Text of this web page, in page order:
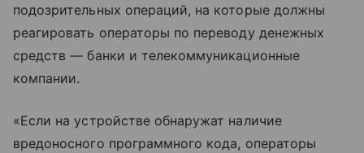
подозрительных операций, на которые должны
реагировать операторы по переводу денежных
средств — банки и телекоммуникационные
компании.
«Если на устройстве обнаружат наличие
вредоносного программного кода, операторы